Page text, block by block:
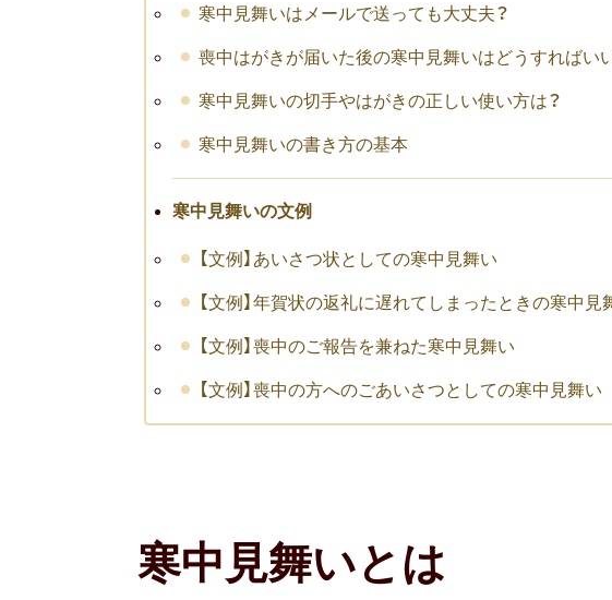
寒中見舞いはメールで送っても大丈夫？
喪中はがきが届いた後の寒中見舞いはどうすればい
寒中見舞いの切手やはがきの正しい使い方は？
寒中見舞いの書き方の基本
寒中見舞いの文例
【文例】あいさつ状としての寒中見舞い
【文例】年賀状の返礼に遅れてしまったときの寒中見
【文例】喪中のご報告を兼ねた寒中見舞い
【文例】喪中の方へのごあいさつとしての寒中見舞い
寒中見舞いとは